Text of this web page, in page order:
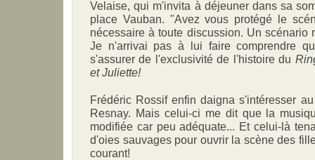
Velaise, qui m'invita à déjeuner dans sa
place Vauban. "Avez vous protégé le
nécessaire à toute discussion. Un scénario
Je n'arrivai pas à lui faire comprendre
s'assurer de l'exclusivité de l'histoire du
et Juliette!
Frédéric Rossif enfin daigna s'intéresser
Resnay. Mais celui-ci me dit que la
modifiée car peu adéquate... Et celui-là
d'oies sauvages pour ouvrir la scène des
courant!